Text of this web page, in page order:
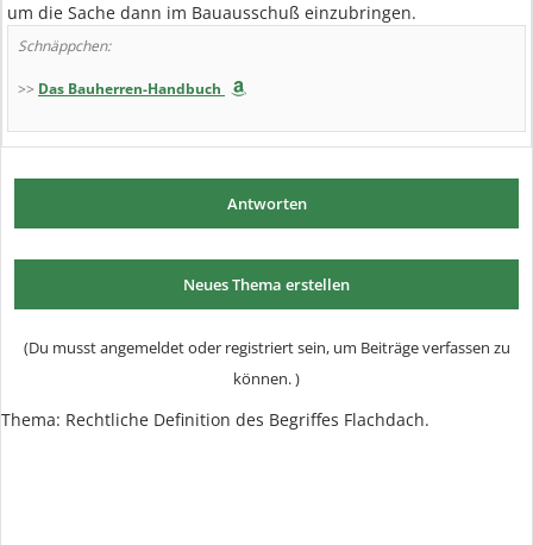
um die Sache dann im Bauausschuß einzubringen.
Schnäppchen:
>> Das Bauherren-Handbuch
Antworten
Neues Thema erstellen
(Du musst angemeldet oder registriert sein, um Beiträge verfassen zu
können. )
Thema: Rechtliche Definition des Begriffes Flachdach.